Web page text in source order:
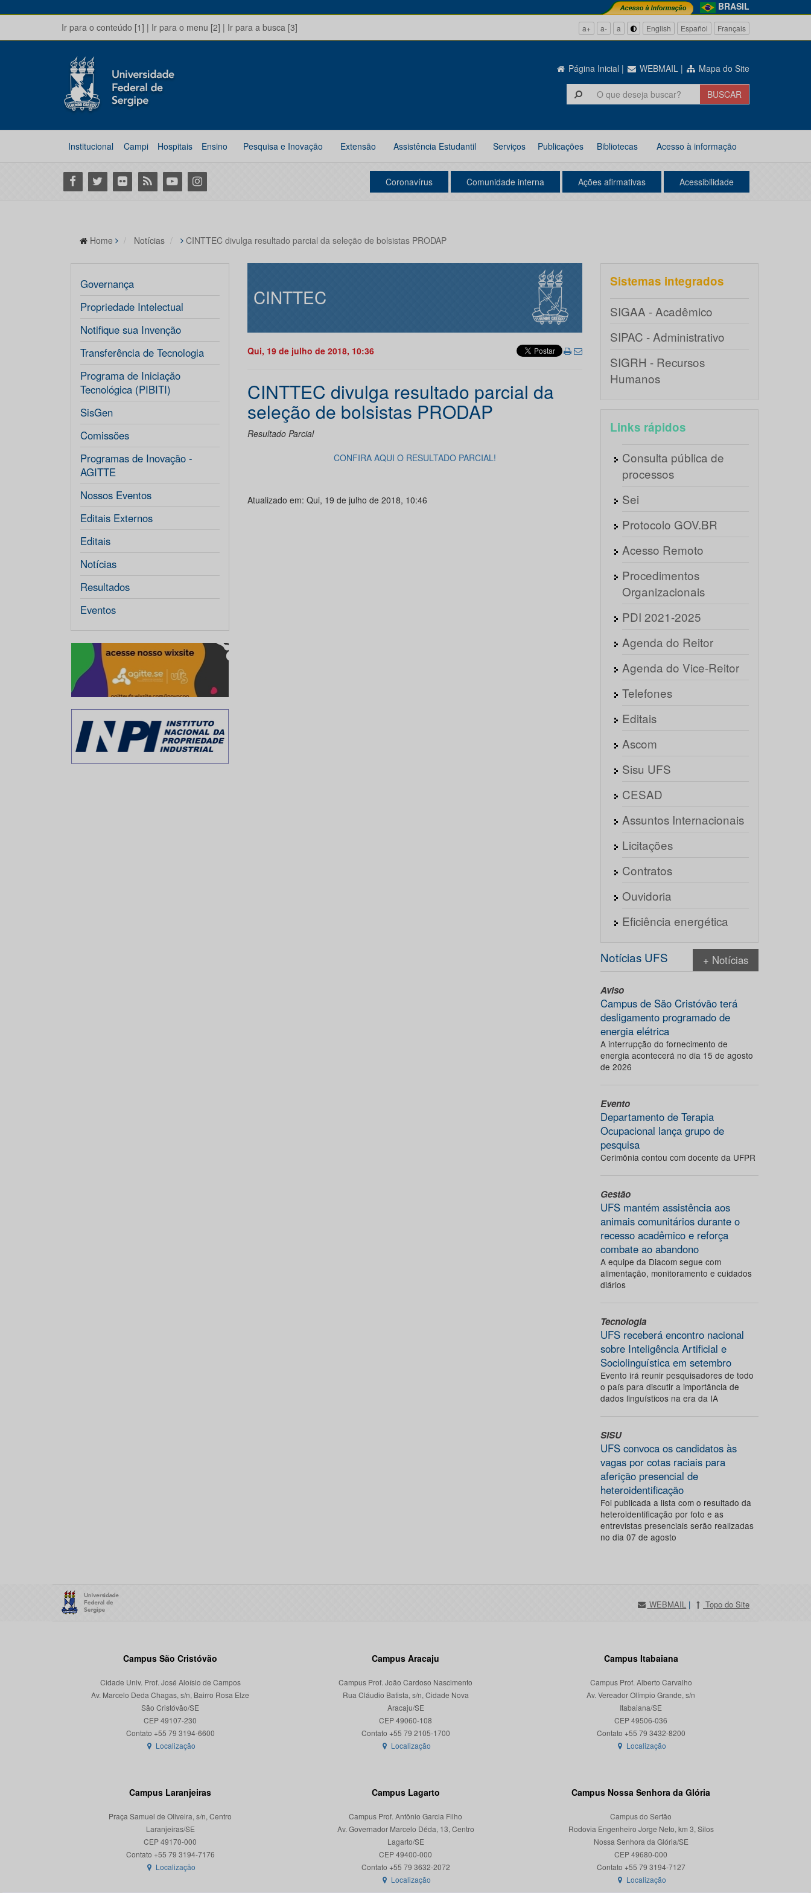
BRASIL
Ir para o conteúdo [1] | Ir para o menu [2] | Ir para a busca [3] a+ a- a English Español Français
Página Inicial | WEBMAIL | Mapa do Site
Institucional Campi Hospitais Ensino Pesquisa e Inovação Extensão Assistência Estudantil Serviços Publicações Bibliotecas Acesso à informação
Facebook
Twitter Flickr RSS YoutubeInstagram Coronavírus Comunidade interna Ações afirmativas Acessibilidade
Home Notícias CINTTEC divulga resultado parcial da seleção de bolsistas PRODAP
Governança
Propriedade Intelectual
Notifique sua Invenção
Transferência de Tecnologia
Programa de Iniciação
Tecnológica (PIBITI)
SisGen
Comissões
Programas de Inovação -
AGITTE
Nossos Eventos
Editais Externos
Editais
Notícias
Resultados
Eventos
CINTTEC
Qui, 19 de julho de 2018, 10:36
CINTTEC divulga resultado parcial da
seleção de bolsistas PRODAP
Resultado Parcial
CONFIRA AQUI O RESULTADO PARCIAL!
Atualizado em: Qui, 19 de julho de 2018, 10:46
Sistemas integrados
SIGAA - Acadêmico
SIPAC - Administrativo
SIGRH - Recursos
Humanos
Links rápidos
Consulta pública de
processos
Sei
Protocolo GOV.BR
Acesso Remoto
Procedimentos
Organizacionais
PDI 2021-2025
Agenda do Reitor
Agenda do Vice-Reitor
Telefones
Editais
Ascom
Sisu UFS
CESAD
Assuntos Internacionais
Licitações
Contratos
Ouvidoria
Eficiência energética
Notícias UFS + Notícias
Aviso
Campus de São Cristóvão terá
desligamento programado de
energia elétrica
A interrupção do fornecimento de
energia acontecerá no dia 15 de agosto
de 2026
Evento
Departamento de Terapia
Ocupacional lança grupo de
pesquisa
Cerimônia contou com docente da UFPR
Gestão
UFS mantém assistência aos
animais comunitários durante o
recesso acadêmico e reforça
combate ao abandono
A equipe da Diacom segue com
alimentação, monitoramento e cuidados
diários
Tecnologia
UFS receberá encontro nacional
sobre Inteligência Artificial e
Sociolinguística em setembro
Evento irá reunir pesquisadores de todo
o país para discutir a importância de
dados linguísticos na era da IA
SISU
UFS convoca os candidatos às
vagas por cotas raciais para
aferição presencial de
heteroidentificação
Foi publicada a lista com o resultado da
heteroidentificação por foto e as
entrevistas presenciais serão realizadas
no dia 07 de agosto
WEBMAIL | Topo do Site
Campus São Cristóvão
Cidade Univ. Prof. José Aloísio de Campos
Av. Marcelo Deda Chagas, s/n, Bairro Rosa Elze
São Cristóvão/SE
CEP 49107-230
Localização
Campus Aracaju
Campus Prof. João Cardoso Nascimento
Rua Cláudio Batista, s/n, Cidade Nova
Aracaju/SE
CEP 49060-108
Localização
Campus Itabaiana
Campus Prof. Alberto Carvalho
Av. Vereador Olímpio Grande, s/n
Itabaiana/SE
CEP 49506-036
Localização
Campus Laranjeiras
Praça Samuel de Oliveira, s/n, Centro
Laranjeiras/SE
CEP 49170-000
Localização
Campus Lagarto
Campus Prof. Antônio Garcia Filho
Av. Governador Marcelo Déda, 13, Centro
Lagarto/SE
CEP 49400-000
Localização
Campus Nossa Senhora da Glória
Campus do Sertão
Rodovia Engenheiro Jorge Neto, km 3, Silos
Nossa Senhora da Glória/SE
CEP 49680-000
Contato +55 79 3194-7127
Localização